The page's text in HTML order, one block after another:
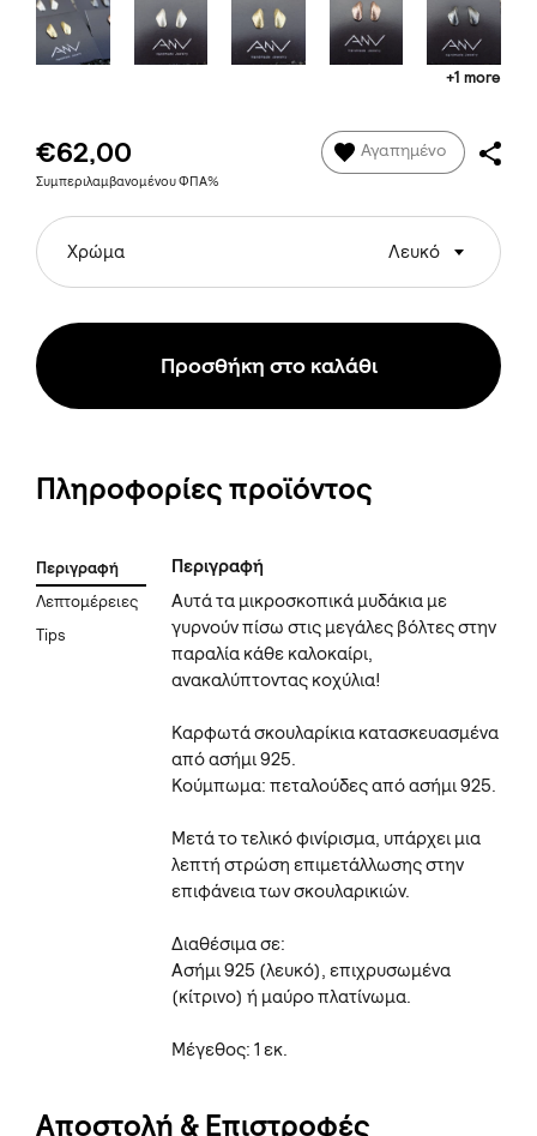
+1 more
€62,00
Συμπεριλαμβανομένου ΦΠΑ%
Αγαπημένο
Χρώμα Λευκό
Προσθήκη στο καλάθι
Πληροφορίες προϊόντος
Περιγραφή
Λεπτομέρειες
Tips
Περιγραφή
Αυτά τα μικροσκοπικά μυδάκια με
γυρνούν πίσω στις μεγάλες βόλτες στην
παραλία κάθε καλοκαίρι,
ανακαλύπτοντας κοχύλια!
Καρφωτά σκουλαρίκια κατασκευασμένα
από ασήμι 925.
Κούμπωμα: πεταλούδες από ασήμι 925.
Μετά το τελικό φινίρισμα, υπάρχει μια
λεπτή στρώση επιμετάλλωσης στην
επιφάνεια των σκουλαρικιών.
Διαθέσιμα σε:
Ασήμι 925 (λευκό), επιχρυσωμένα
(κίτρινο) ή μαύρο πλατίνωμα.
Μέγεθος: 1 εκ.
Αποστολή & Επιστροφές